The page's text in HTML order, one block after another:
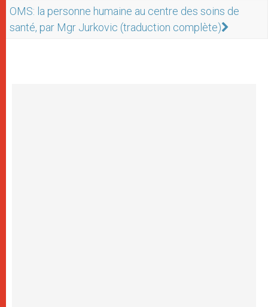
OMS: la personne humaine au centre des soins de
santé, par Mgr Jurkovic (traduction complète)